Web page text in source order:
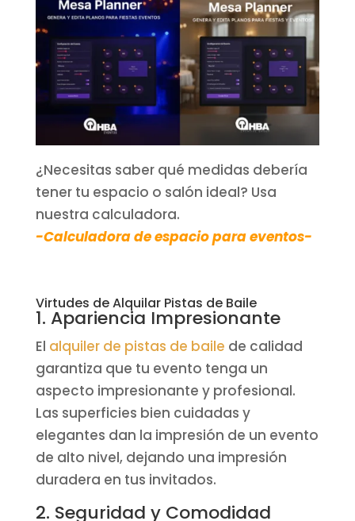
¿Necesitas saber qué medidas debería
tener tu espacio o salón ideal? Usa
nuestra calculadora.
-Calculadora de espacio para eventos-
Virtudes de Alquilar Pistas de Baile
1. Apariencia Impresionante
El alquiler de pistas de baile de calidad
garantiza que tu evento tenga un
aspecto impresionante y profesional.
Las superficies bien cuidadas y
elegantes dan la impresión de un evento
de alto nivel, dejando una impresión
duradera en tus invitados.
2. Seguridad y Comodidad